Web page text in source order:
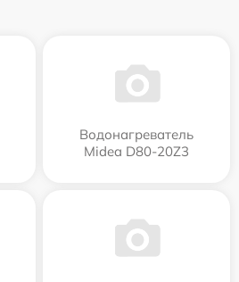
Водонагреватель
Midea D80-20Z3